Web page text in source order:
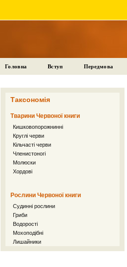
Головна Вступ Передмова
Таксономія
Тварини Червоної книги
Кишковопорожнинні
Круглі черви
Кільчасті черви
Членистоногі
Молюски
Хордові
Рослини Червоної книги
Судинні рослини
Гриби
Водорості
Мохоподібні
Лишайники